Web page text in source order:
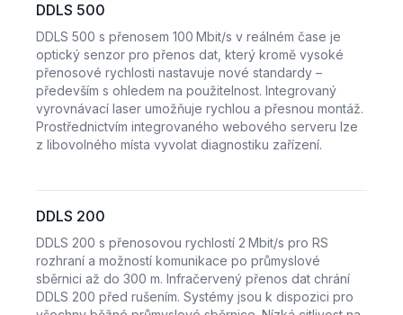
DDLS 500
DDLS 500 s přenosem 100 Mbit/s v reálném čase je
optický senzor pro přenos dat, který kromě vysoké
přenosové rychlosti nastavuje nové standardy –
především s ohledem na použitelnost. Integrovaný
vyrovnávací laser umožňuje rychlou a přesnou montáž.
Prostřednictvím integrovaného webového serveru lze
z libovolného místa vyvolat diagnostiku zařízení.
DDLS 200
DDLS 200 s přenosovou rychlostí 2 Mbit/s pro RS
rozhraní a možností komunikace po průmyslové
sběrnici až do 300 m. Infračervený přenos dat chrání
DDLS 200 před rušením. Systémy jsou k dispozici pro